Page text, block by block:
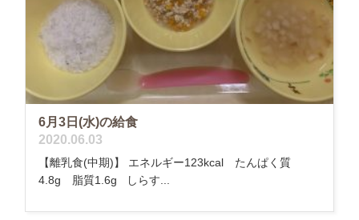
6月3日(水)の給食
2020.06.03
【離乳食(中期)】 エネルギー123kcal たんぱく質
4.8g 脂質1.6g しらす...